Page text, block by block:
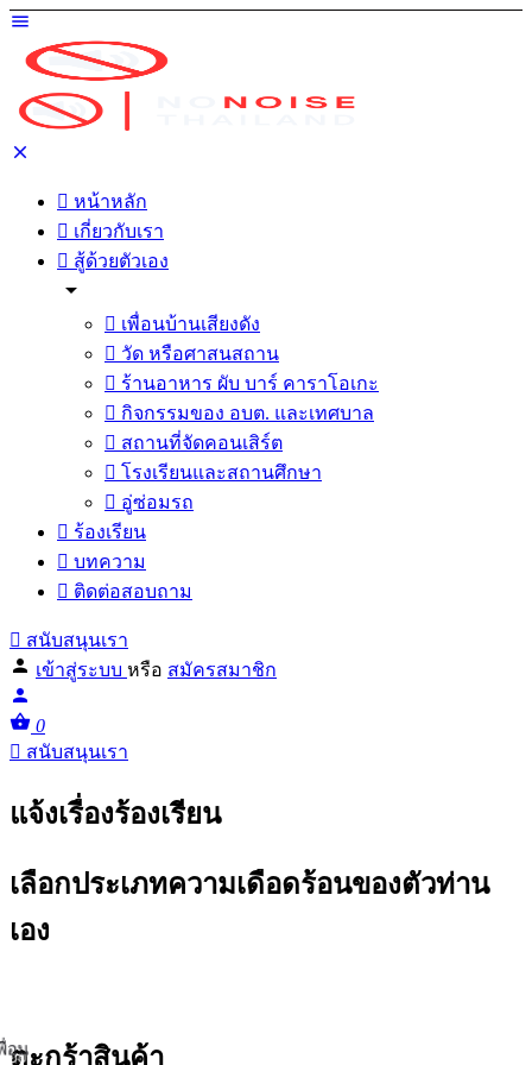
หน้าหลัก
เกี่ยวกับเรา
สู้ด้วยตัวเอง
เพื่อนบ้านเสียงดัง
วัด หรือศาสนสถาน
ร้านอาหาร ผับ บาร์ คาราโอเกะ
กิจกรรมของ อบต. และเทศบาล
สถานที่จัดคอนเสิร์ต
โรงเรียนและสถานศึกษา
อู่ซ่อมรถ
ร้องเรียน
บทความ
ติดต่อสอบถาม
สนับสนุนเรา
เข้าสู่ระบบ หรือ สมัครสมาชิก
0
สนับสนุนเรา
แจ้งเรื่องร้องเรียน
เลือกประเภทความเดือดร้อนของตัวท่าน
เอง
อน
อก
ตะกร้าสินค้า